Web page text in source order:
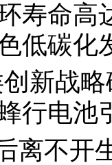
寿命高
低碳化
离不开